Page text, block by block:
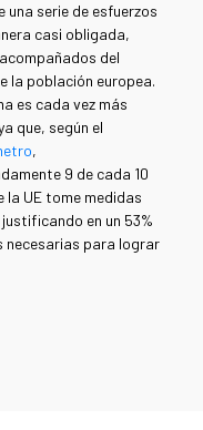
una serie de esfuerzos
casi obligada,
del
la población europea.
es cada vez más
que, según el
,
9 de cada 10
UE tome medidas
en un 53%
necesarias para lograr